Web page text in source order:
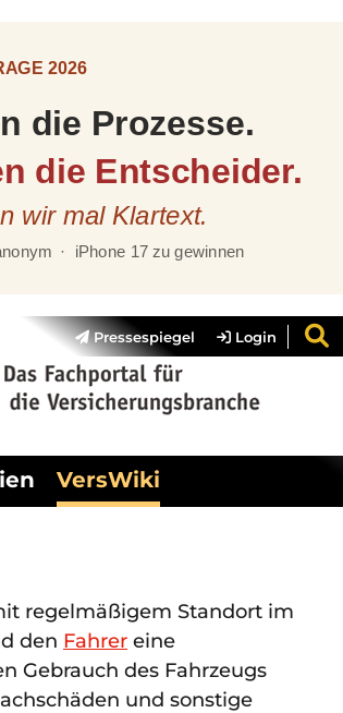
Pressespiegel Login
VersWiki
regelmäßigem Standort im
den Fahrer eine
Gebrauch des Fahrzeugs
und sonstige